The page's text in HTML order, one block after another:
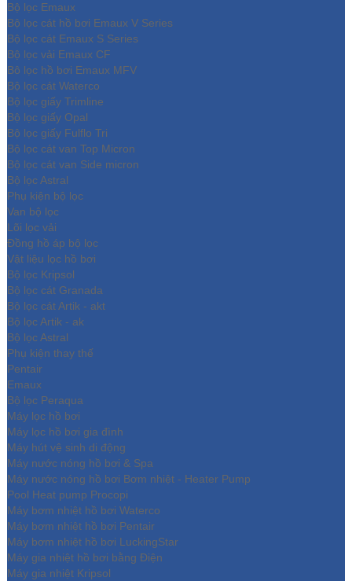
Bộ lọc Emaux
Bộ lọc cát hồ bơi Emaux V Series
Bộ lọc cát Emaux S Series
Bộ lọc vải Emaux CF
Bô lọc hồ bơi Emaux MFV
Bộ lọc cát Waterco
Bộ lọc giấy Trimline
Bộ lọc giấy Opal
Bộ lọc giấy Fulflo Tri
Bộ lọc cát van Top Micron
Bộ lọc cát van Side micron
Bộ lọc Astral
Phụ kiện bộ lọc
Van bộ lọc
Lõi lọc vải
Đồng hồ áp bộ lọc
Vật liệu lọc hồ bơi
Bộ lọc Kripsol
Bộ lọc cát Granada
Bộ lọc cát Artik - akt
Bộ lọc Artik - ak
Bộ lọc Astral
Phụ kiện thay thế
Pentair
Emaux
Bộ lọc Peraqua
Máy lọc hồ bơi
Máy lọc hồ bơi gia đình
Máy hút vệ sinh di động
Máy nước nóng hồ bơi & Spa
Máy nước nóng hồ bơi Bơm nhiệt - Heater Pump
Pool Heat pump Procopi
Máy bơm nhiệt hồ bơi Waterco
Máy bơm nhiệt hồ bơi Pentair
Máy bơm nhiệt hồ bơi LuckingStar
Máy gia nhiệt hồ bơi bằng Điện
Máy gia nhiệt Kripsol